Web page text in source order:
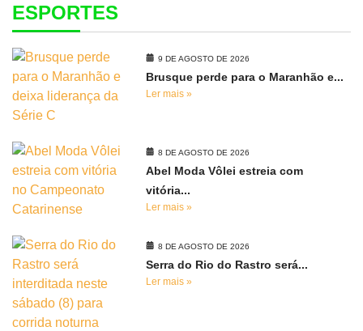
ESPORTES
9 DE AGOSTO DE 2026
Brusque perde para o Maranhão e...
Ler mais »
8 DE AGOSTO DE 2026
Abel Moda Vôlei estreia com
vitória...
Ler mais »
8 DE AGOSTO DE 2026
Serra do Rio do Rastro será...
Ler mais »